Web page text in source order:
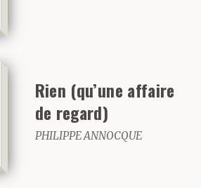
Rien (qu’une affaire
de regard)
PHILIPPE ANNOCQUE